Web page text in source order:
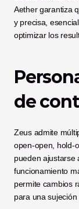
Aether garantiza
y precisa,
optimizar los
de
Zeus admite
open-open, hold-
pueden ajustarse
funcionamiento
permite cambios
para una sujeción